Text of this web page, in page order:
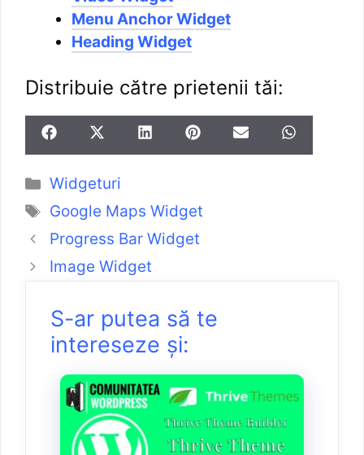
Menu Anchor Widget
Heading Widget
Distribuie către prietenii tăi:
Widgeturi
Google Maps Widget
Progress Bar Widget
Image Widget
S-ar putea să te
intereseze și: